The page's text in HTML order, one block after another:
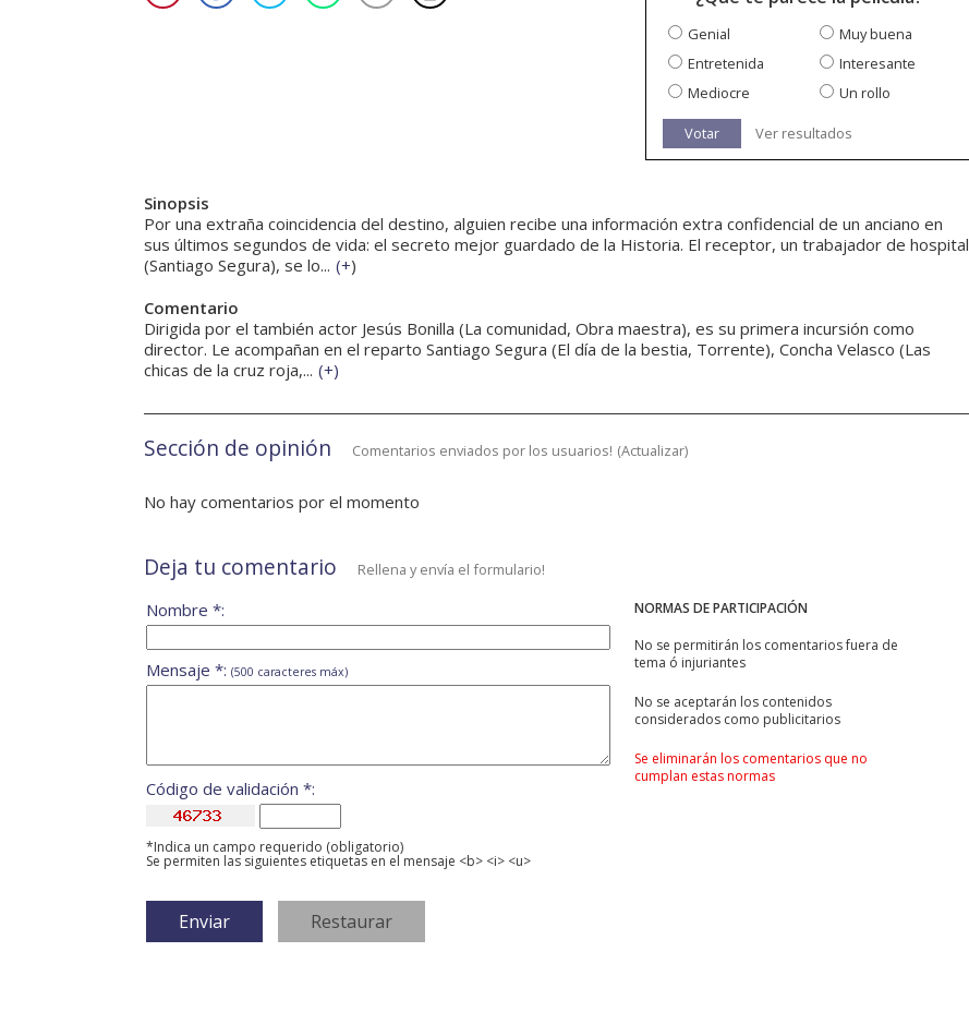
Genial
Muy buena
Entretenida
Interesante
Mediocre
Un rollo
Votar Ver resultados
Sinopsis
Por una extraña coincidencia del destino, alguien recibe una información extra confidencial de un anciano en
sus últimos segundos de vida: el secreto mejor guardado de la Historia. El receptor, un trabajador de hospital
(Santiago Segura), se lo... (+)
Comentario
Dirigida por el también actor Jesús Bonilla (La comunidad, Obra maestra), es su primera incursión como
director. Le acompañan en el reparto Santiago Segura (El día de la bestia, Torrente), Concha Velasco (Las
chicas de la cruz roja,... (+)
Sección de opinión Comentarios enviados por los usuarios! (Actualizar)
No hay comentarios por el momento
Deja tu comentario Rellena y envía el formulario!
NORMAS DE PARTICIPACIÓN
No se permitirán los comentarios fuera de
tema ó injuriantes
No se aceptarán los contenidos
considerados como publicitarios
Se eliminarán los comentarios que no
cumplan estas normas
Nombre *:
Mensaje *: (500 caracteres máx)
Código de validación *:
*Indica un campo requerido (obligatorio)
Se permiten las siguientes etiquetas en el mensaje <b> <i> <u>